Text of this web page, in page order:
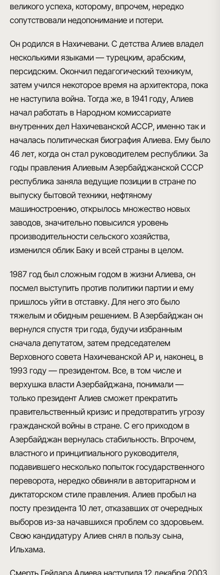
великого успеха, которому, впрочем, нередко
сопутствовали недопонимание и потери.
Он родился в Нахичевани. С детства Алиев владел
несколькими языками — турецким, арабским,
персидским. Окончил педагогический техникум,
затем учился некоторое время на архитектора, пока
не наступила война. Тогда же, в 1941 году, Алиев
начал работать в Народном комиссариате
внутренних дел Нахичеванской АССР, именно так и
началась политическая биография Алиева. Ему было
46 лет, когда он стал руководителем республики. За
годы правления Алиевым Азербайджанской СССР
республика заняла ведущие позиции в стране по
выпуску бытовой техники, нефтяному
машиностроению, открылось множество новых
заводов, значительно повысился уровень
производительности сельского хозяйства,
изменился облик Баку и всей страны в целом.
1987 год был сложным годом в жизни Алиева, он
посмел выступить против политики партии и ему
пришлось уйти в отставку. Для него это было
тяжелым и обидным решением. В Азербайджан он
вернулся спустя три года, будучи избранным
сначала депутатом, затем председателем
Верховного совета Нахичеванской АР и, наконец, в
1993 году — президентом. Все, в том числе и
верхушка власти Азербайджана, понимали —
только президент Алиев сможет прекратить
правительственный кризис и предотвратить угрозу
гражданской войны в стране. С его приходом в
Азербайджан вернулась стабильность. Впрочем,
властного и принципиального руководителя,
подавившего несколько попыток государственного
переворота, нередко обвиняли в авторитарном и
диктаторском стиле правления. Алиев пробыл на
посту президента 10 лет, отказавших от очередных
выборов из-за начавшихся проблем со здоровьем.
Свою кандидатуру Алиев снял в пользу сына,
Ильхама.